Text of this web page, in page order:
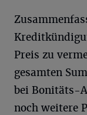
Preis zu
gesamten
bei Bonitäts-
noch weitere